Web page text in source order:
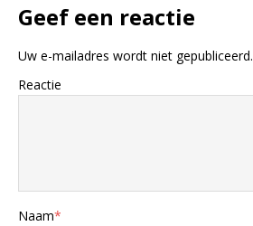
Geef een reactie
Uw e-mailadres wordt niet gepubliceerd.
Reactie
Naam*